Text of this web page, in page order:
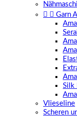
  Garn
Silk
Vlieseline
Scheren